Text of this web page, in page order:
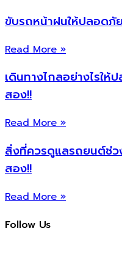
ขับรถหน้าฝนให้ปลอดภั
Read More »
เดินทางไกลอย่างไรใ
สอง!!
Read More »
สิ่งที่ควรดูแลรถยนต์ช่ว
สอง!!
Read More »
Follow Us